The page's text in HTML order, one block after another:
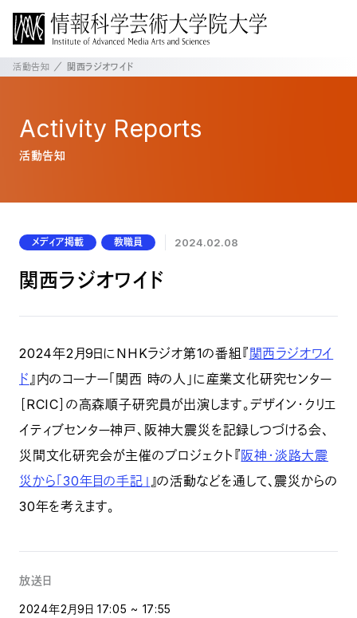
活動告知 関西ラジオワイド
Activity Reports
活動告知
メディア掲載 教職員 2024.02.08
関西ラジオワイド
2024年2月9日にNHKラジオ第1の番組『 関西ラジオワイ
ド』内のコーナー「関西 時の人」に産業文化研究センター
［RCIC］の高森順子研究員が出演します。デザイン・クリエ
イティブセンター神戸、阪神大震災を記録しつづける会、
災間文化研究会が主催のプロジェクト『阪神・淡路大震
災から「30年目の手記」 』の活動などを通して、震災からの
30年を考えます。
放送日
2024年2月9日 17:05 ~ 17:55